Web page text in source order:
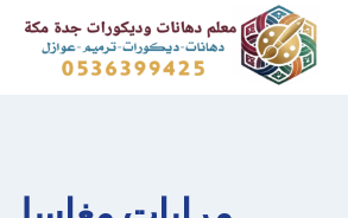
التجاوز
المحتوى